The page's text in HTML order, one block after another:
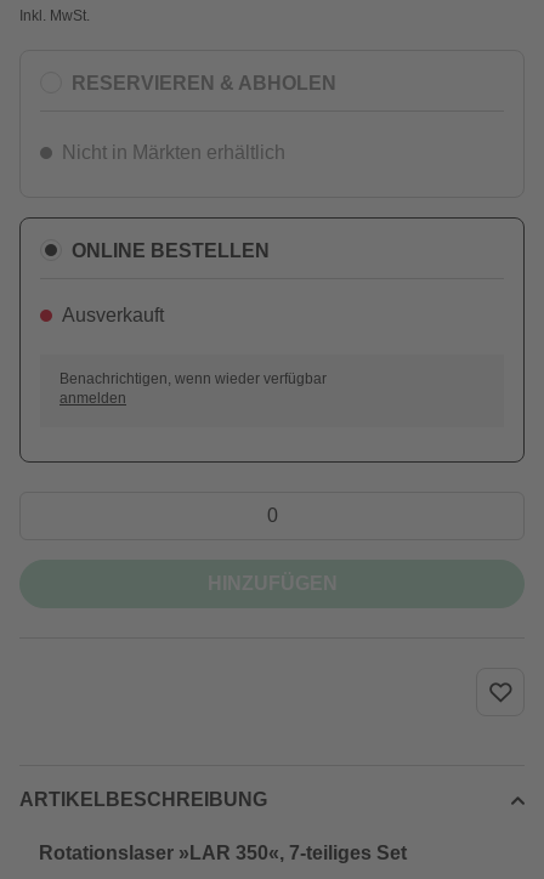
Inkl. MwSt.
RESERVIEREN & ABHOLEN
Nicht in Märkten erhältlich
ONLINE BESTELLEN
Ausverkauft
Benachrichtigen, wenn wieder verfügbar
anmelden
ARTIKELBESCHREIBUNG
Rotationslaser »LAR 350«, 7-teiliges Set